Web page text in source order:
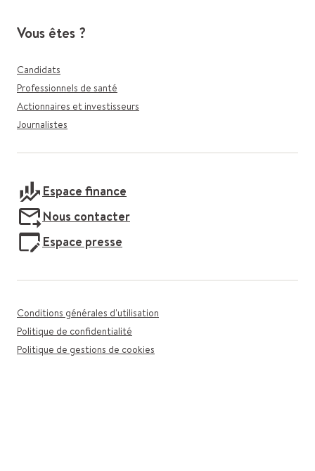
Vous êtes ?
Candidats
Professionnels de santé
Actionnaires et investisseurs
Journalistes
Espace finance
Nous contacter
Espace presse
Conditions générales d'utilisation
Politique de confidentialité
Politique de gestions de cookies